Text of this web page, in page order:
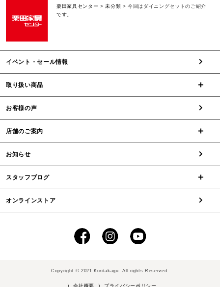
栗田家具センター >未分類 >今回はダイニングセットのご紹介
です。
イベント・セール情報
取り扱い商品
お客様の声
店舗のご案内
お知らせ
スタッフブログ
オンラインストア
Copyright © 2021 Kuritakagu. All rights Reserved.
⟩ 会社概要 ⟩ プライバシーポリシー